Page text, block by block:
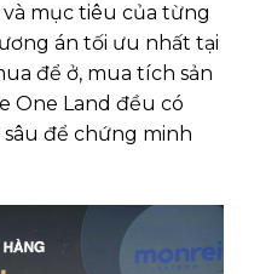
mục tiêu của từng
án tối ưu nhất tại
để ở, mua tích sản
One Land đều có
để chứng minh